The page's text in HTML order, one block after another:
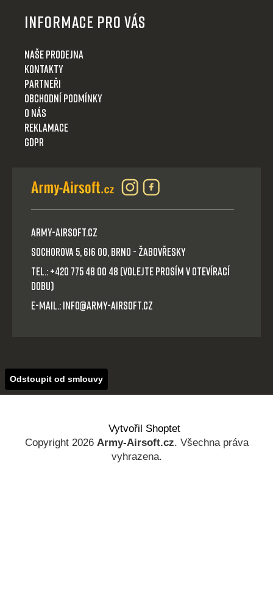
Informace pro Vás
Naše prodejna
Kontakty
Partneři
Obchodní podmínky
O nás
Reklamace
GDPR
Army-Airsoft.cz
Sochorova 5, 616 00, Brno - Žabovřesky
Tel.: +420 775 48 00 48 (volejte prosím v otevírací
dobu)
E-mail.: info@army-airsoft.cz
Odstoupit od smlouvy
Vytvořil Shoptet
Copyright 2026 Army-Airsoft.cz. Všechna práva
vyhrazena.